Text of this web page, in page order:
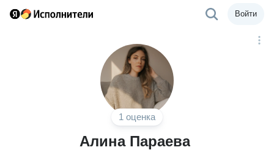
Войти
1 оценка
Алина Параева